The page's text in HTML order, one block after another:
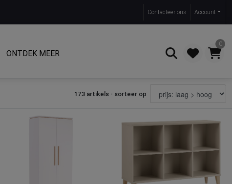
Contacteer ons Account
ONTDEK MEER
0
Zoeken
173 artikels - sorteer op